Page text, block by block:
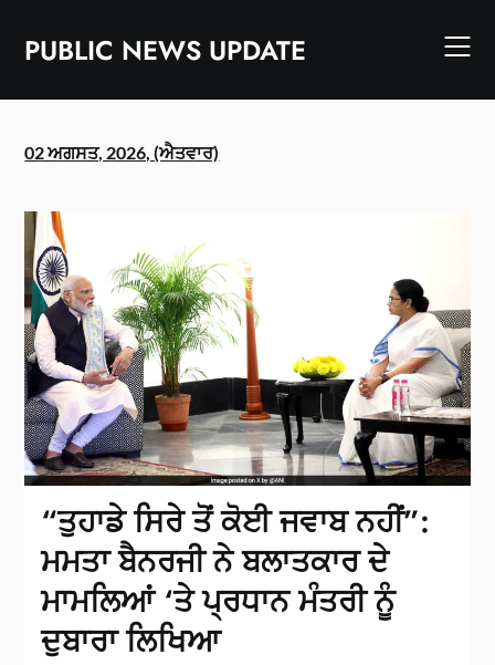
contentPUBLIC NEWS UPDATE
02 ਅਗਸਤ, 2026, (ਐਤਵਾਰ)
“ਤੁਹਾਡੇ ਸਿਰੇ ਤੋਂ ਕੋਈ ਜਵਾਬ ਨਹੀਂ”:
ਮਮਤਾ ਬੈਨਰਜੀ ਨੇ ਬਲਾਤਕਾਰ ਦੇ
ਮਾਮਲਿਆਂ ‘ਤੇ ਪ੍ਰਧਾਨ ਮੰਤਰੀ ਨੂੰ
ਦੁਬਾਰਾ ਲਿਖਿਆ